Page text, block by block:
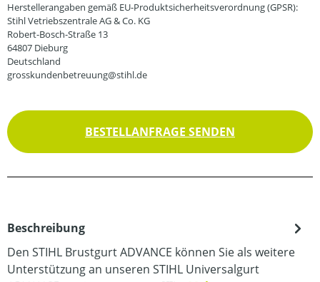
Herstellerangaben gemäß EU-Produktsicherheitsverordnung (GPSR):
Stihl Vetriebszentrale AG & Co. KG
Robert-Bosch-Straße 13
64807 Dieburg
Deutschland
grosskundenbetreuung@stihl.de
BESTELLANFRAGE SENDEN
Beschreibung
Den STIHL Brustgurt ADVANCE können Sie als weitere
Unterstützung an unseren STIHL Universalgurt